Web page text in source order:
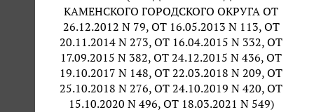
КАМЕНСКОГО ГОРОДСКОГО ОКРУГА ОТ
26.12.2012 N 79, ОТ 16.05.2013 N 113, ОТ
20.11.2014 N 273, ОТ 16.04.2015 N 332, ОТ
17.09.2015 N 382, ОТ 24.12.2015 N 436, ОТ
19.10.2017 N 148, ОТ 22.03.2018 N 209, ОТ
25.10.2018 N 276, ОТ 24.10.2019 N 420, ОТ
15.10.2020 N 496, ОТ 18.03.2021 N 549)